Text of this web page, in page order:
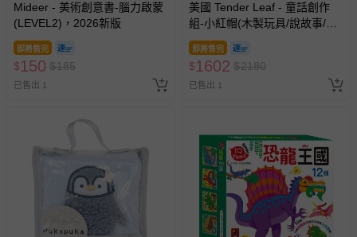
Mideer - 美術創意書-腦力啟蒙
(LEVEL2)，2026新版
即將售完
$150 $185
已售出 1
美國 Tender Leaf - 童話創作
組-小紅帽(木製玩具/說故事/教
育益智)
即將售完
$1602 $2180
已售出 1